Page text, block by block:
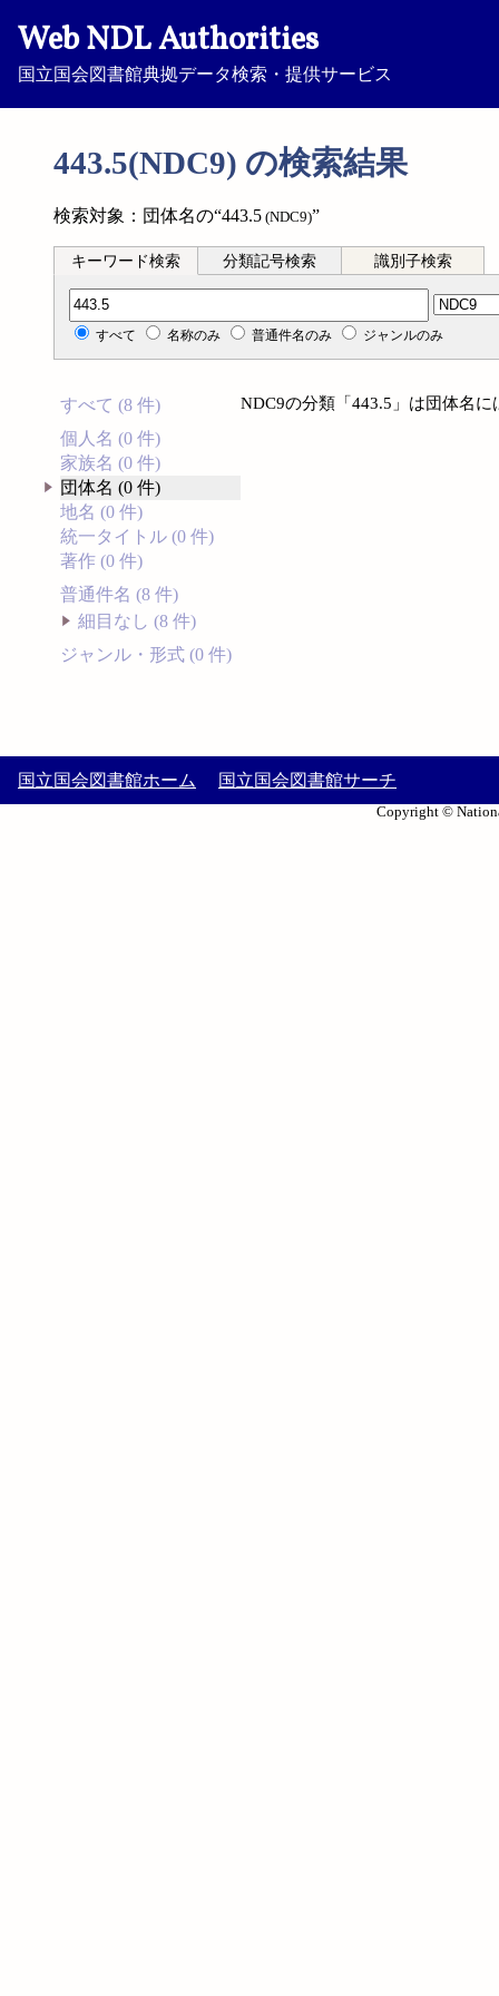
Web NDL Authorities
国立国会図書館典拠データ検索・提供サービス
443.5(NDC9) の検索結果
検索対象：団体名の“443.5 (NDC9)”
キーワード検索 分類記号検索 識別子検索
分類記号検索
すべて 名称のみ 普通件名のみ ジャンルのみ
すべて (8 件)
個人名 (0 件)
家族名 (0 件)
団体名 (0 件)
地名 (0 件)
統一タイトル (0 件)
著作 (0 件)
普通件名 (8 件)
細目なし (8 件)
ジャンル・形式 (0 件)
NDC9の分類「443.5」は団体名
国立国会図書館ホーム 国立国会図書館サーチ
Copyright ©